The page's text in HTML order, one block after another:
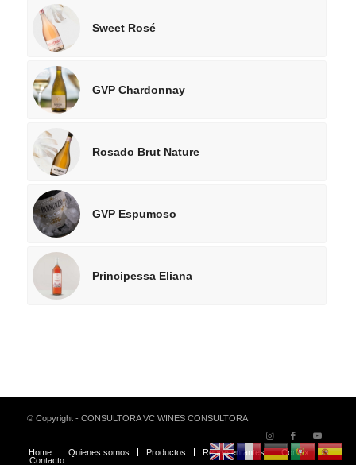
Sweet Rosé
GVP Chardonnay
Rosado Brut Nature
GVP Espumoso
Principessa Eliana
© Copyright - CONSULTORA VC WINES CONSULTORA
Home Quienes somos Productos Representantes
Comex
Contacto